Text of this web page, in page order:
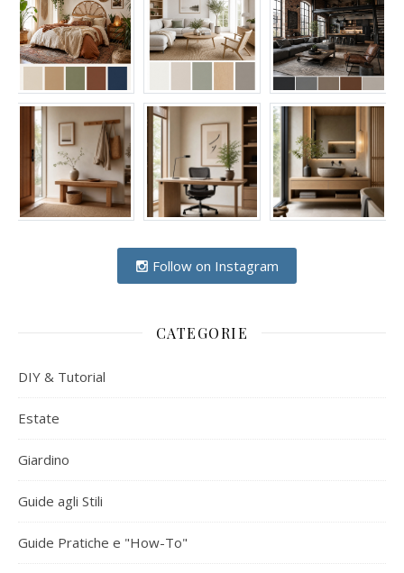
Follow on Instagram
CATEGORIE
DIY & Tutorial
Estate
Giardino
Guide agli Stili
Guide Pratiche e "How-To"